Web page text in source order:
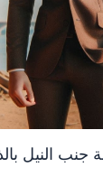
النيل